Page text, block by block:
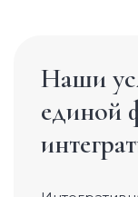
Детские
Наши
единой